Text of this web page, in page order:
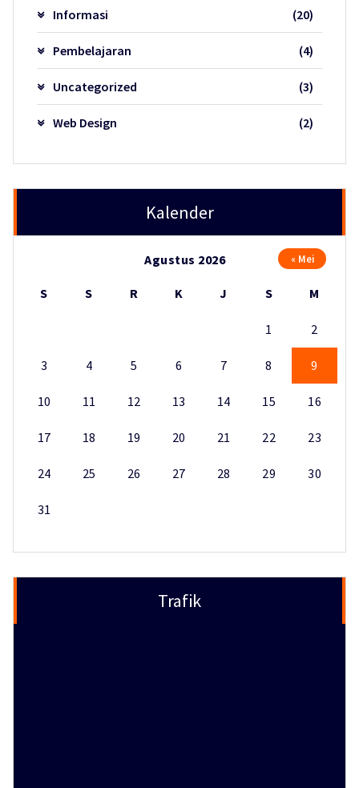
Informasi (20)
Pembelajaran (4)
Uncategorized (3)
Web Design (2)
Kalender
Agustus 2026
S S R K J S M
1 2
3 4 5 6 7 8 9
10 11 12 13 14 15 16
17 18 19 20 21 22 23
24 25 26 27 28 29 30
31
« Mei
Trafik